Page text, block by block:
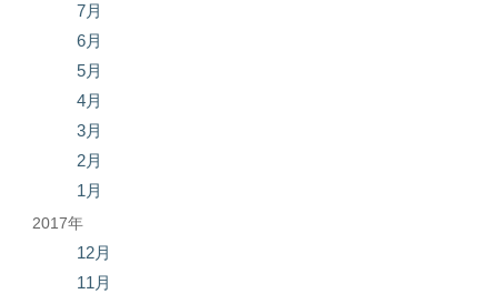
7月
6月
5月
4月
3月
2月
1月
2017年
12月
11月